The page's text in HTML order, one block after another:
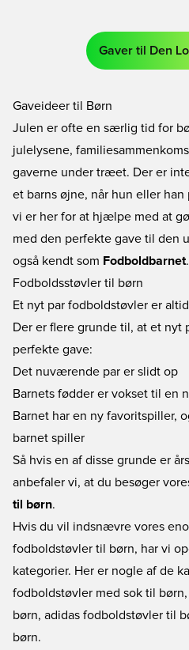
Gaver til Den
Gaveideer til Børn
Julen er ofte en særlig tid for
julelysene,
gaverne under træet. Der er
et barns øjne, når hun eller
vi er her for at hjælpe med at
med den perfekte gave til den
også kendt som Fodboldbarnet.
Fodboldsstøvler til børn
Et nyt par fodboldstøvler er
Der er flere grunde til, at et nyt
perfekte gave:
Det nuværende par er slidt op
Barnets fødder er vokset til en
Barnet har en ny favoritspiller,
barnet spiller
Så hvis en af disse grunde er
anbefaler vi, at du besøger
til børn.
Hvis du vil indsnævre vores
fodboldstøvler til børn, har vi
kategorier. Her er nogle af de
fodboldstøvler med sok til børn,
børn, adidas fodboldstøvler til
børn.